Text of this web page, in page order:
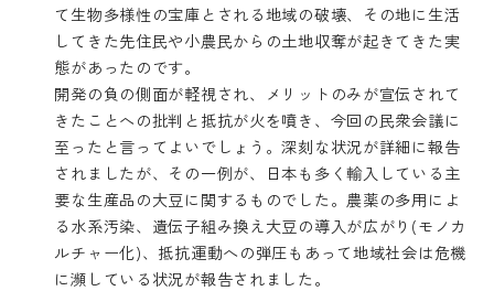
て生物多様性の宝庫とされる地域の破壊、その地に生活
してきた先住民や小農民からの土地収奪が起きてきた実
態があったのです。
開発の負の側面が軽視され、メリットのみが宣伝されて
きたことへの批判と抵抗が火を噴き、今回の民衆会議に
至ったと言ってよいでしょう。深刻な状況が詳細に報告
されましたが、その一例が、日本も多く輸入している主
要な生産品の大豆に関するものでした。農薬の多用によ
る水系汚染、遺伝子組み換え大豆の導入が広がり(モノカ
ルチャー化)、抵抗運動への弾圧もあって地域社会は危機
に瀕している状況が報告されました。